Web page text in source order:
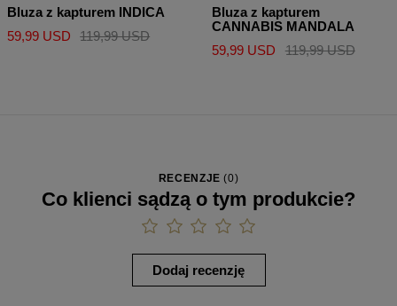
Bluza z kapturem INDICA
59,99 USD
119,99 USD
Bluza z kapturem
CANNABIS MANDALA
59,99 USD
119,99 USD
RECENZJE (0)
Co klienci sądzą o tym produkcie?
Dodaj recenzję